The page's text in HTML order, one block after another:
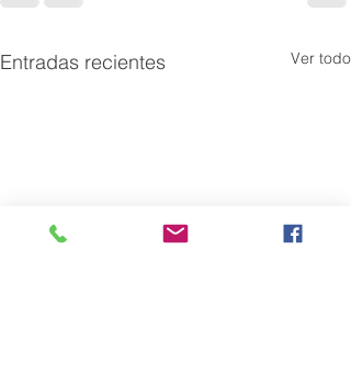
Entradas recientes Ver todo